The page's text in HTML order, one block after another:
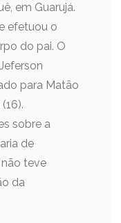
em Guarujá.
efetuou o
do pai. O
para Matão
sobre a
de
não teve
da